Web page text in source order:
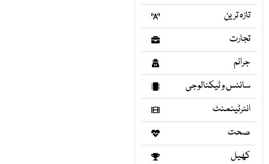
تازہ ترین
تجارت
جرائم
سائنس و ٹیکنالوجی
انٹرٹینمنٹ
صحت
کھیل